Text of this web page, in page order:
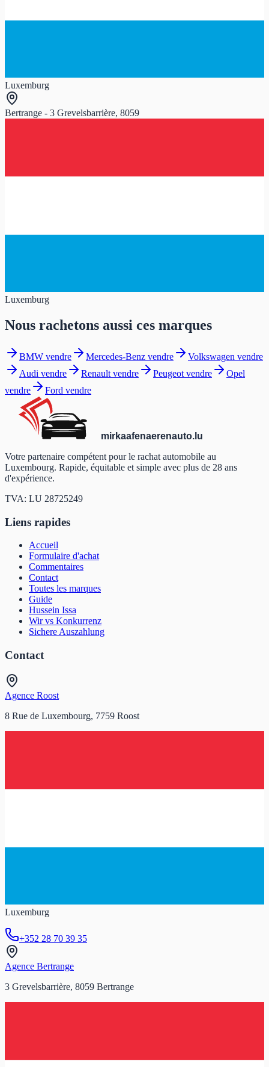
Luxemburg
Bertrange - 3 Grevelsbarrière, 8059
Luxemburg
Nous rachetons aussi ces marques
BMW vendre Mercedes-Benz vendre Volkswagen vendre
Audi vendre Renault vendre Peugeot vendre
Opel
vendre
Ford vendre
mirkaafenaerenauto.lu
Votre partenaire compétent pour le rachat automobile au
Luxembourg. Rapide, équitable et simple avec plus de 28 ans
d'expérience.
TVA: LU 28725249
Liens rapides
Accueil
Formulaire d'achat
Commentaires
Contact
Toutes les marques
Guide
Hussein Issa
Wir vs Konkurrenz
Sichere Auszahlung
Contact
Agence Roost
8 Rue de Luxembourg, 7759 Roost
Luxemburg
+352 28 70 39 35
Agence Bertrange
3 Grevelsbarrière, 8059 Bertrange